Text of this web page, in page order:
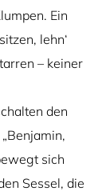
Ein
lehn‘
– keiner
den
sich
Sessel, die